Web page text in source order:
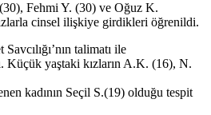
Fehmi Y. (30) ve Oğuz K.
cinsel ilişkiye girdikleri öğrenildi.
talimatı ile
Küçük yaştaki kızların A.K. (16), N.
kadının Seçil S.(19) olduğu tespit